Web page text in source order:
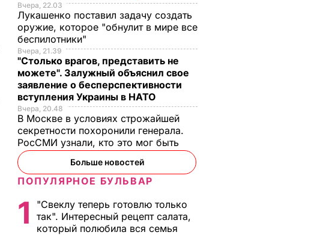
Вчера, 22.03
Лукашенко поставил задачу создать
оружие, которое "обнулит в мире все
беспилотники"
Вчера, 21.39
"Столько врагов, представить не
можете". Залужный объяснил свое
заявление о бесперспективности
вступления Украины в НАТО
Вчера, 20.48
В Москве в условиях строжайшей
секретности похоронили генерала.
РосСМИ узнали, кто это мог быть
Больше новостей
ПОПУЛЯРНОЕ БУЛЬВАР
1
"Свеклу теперь готовлю только
так". Интересный рецепт салата,
который полюбила вся семья